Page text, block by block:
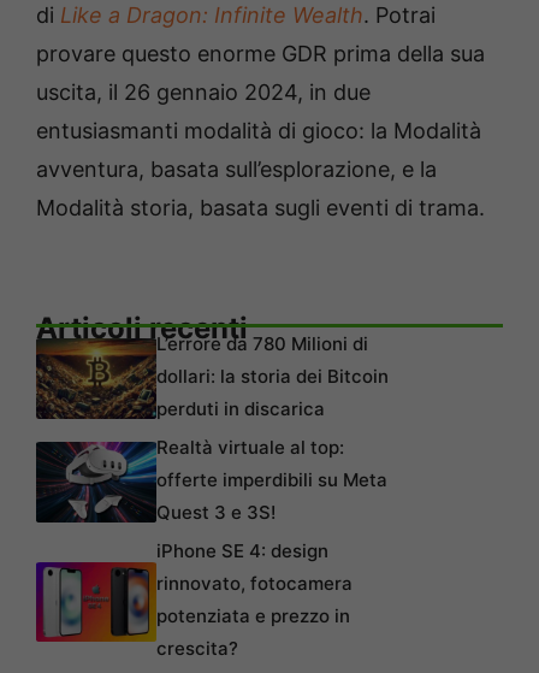
di Like a Dragon: Infinite Wealth. Potrai
provare questo enorme GDR prima della sua
uscita, il 26 gennaio 2024, in due
entusiasmanti modalità di gioco: la Modalità
avventura, basata sull’esplorazione, e la
Modalità storia, basata sugli eventi di trama.
Articoli recentiL’errore da 780 Milioni di
dollari: la storia dei Bitcoin
perduti in discarica
Realtà virtuale al top:
offerte imperdibili su Meta
Quest 3 e 3S!
iPhone SE 4: design
rinnovato, fotocamera
potenziata e prezzo in
crescita?